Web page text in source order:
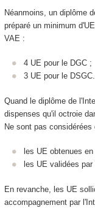
Néanmoins, un diplôme
préparé un minimum
VAE :
4 UE pour le DGC ;
3 UE pour le DSGC.
Quand le diplôme de
dispenses qu'il octroie
Ne sont pas
les UE obtenues
les UE validées
En revanche, les UE
accompagnement par